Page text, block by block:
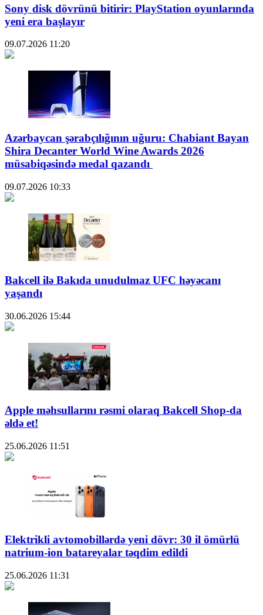
Sony disk dövrünü bitirir: PlayStation oyunlarında
yeni era başlayır
09.07.2026 11:20
Azərbaycan şərabçılığının uğuru: Chabiant Bayan
Shira Decanter World Wine Awards 2026
müsabiqəsində medal qazandı
09.07.2026 10:33
Bakcell ilə Bakıda unudulmaz UFC həyəcanı
yaşandı
30.06.2026 15:44
Apple məhsullarını rəsmi olaraq Bakcell Shop-da
əldə et!
25.06.2026 11:51
Elektrikli avtomobillərdə yeni dövr: 30 il ömürlü
natrium-ion batareyalar təqdim edildi
25.06.2026 11:31